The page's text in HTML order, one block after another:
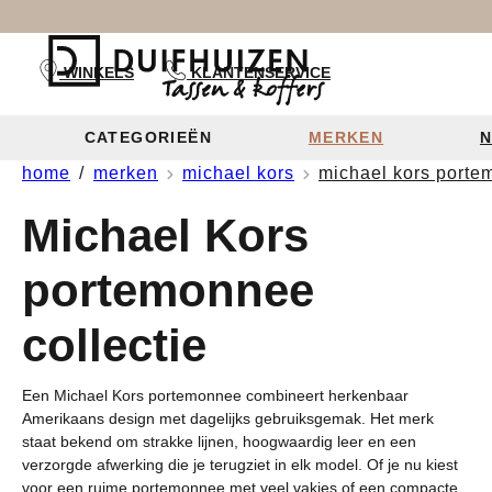
WINKELS KLANTENSERVICE
CATEGORIEËN MERKEN
Tassen
home merken michael kors michael kors
Michael Kors
portemonnee
collectie
Een Michael Kors portemonnee combineert herkenbaar
Amerikaans design met dagelijks gebruiksgemak. Het merk
staat bekend om strakke lijnen, hoogwaardig leer en een
verzorgde afwerking die je terugziet in elk model. Of je nu kiest
voor een ruime portemonnee met veel vakjes of een compacte